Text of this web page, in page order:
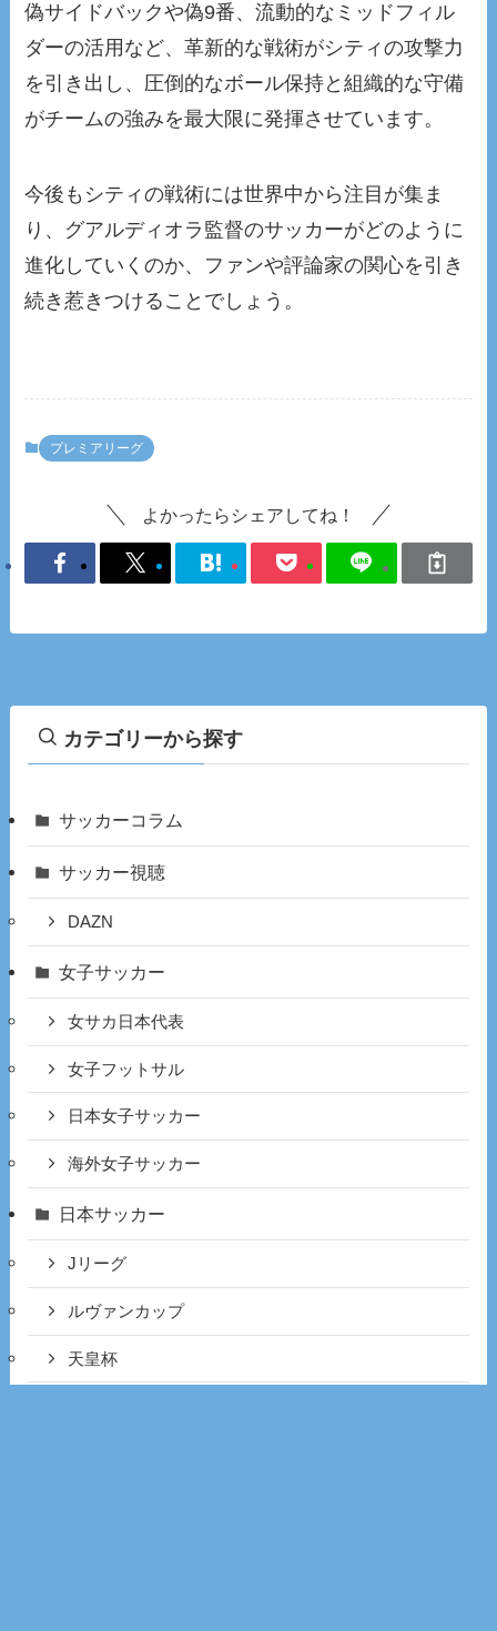
偽サイドバックや偽9番、流動的なミッドフィル
ダーの活用など、革新的な戦術がシティの攻撃力
を引き出し、圧倒的なボール保持と組織的な守備
がチームの強みを最大限に発揮させています。
今後もシティの戦術には世界中から注目が集ま
り、グアルディオラ監督のサッカーがどのように
進化していくのか、ファンや評論家の関心を引き
続き惹きつけることでしょう。
プレミアリーグ
よかったらシェアしてね！
カテゴリーから探す
サッカーコラム
サッカー視聴
DAZN
女子サッカー
女サカ日本代表
女子フットサル
日本女子サッカー
海外女子サッカー
日本サッカー
Jリーグ
ルヴァンカップ
天皇杯